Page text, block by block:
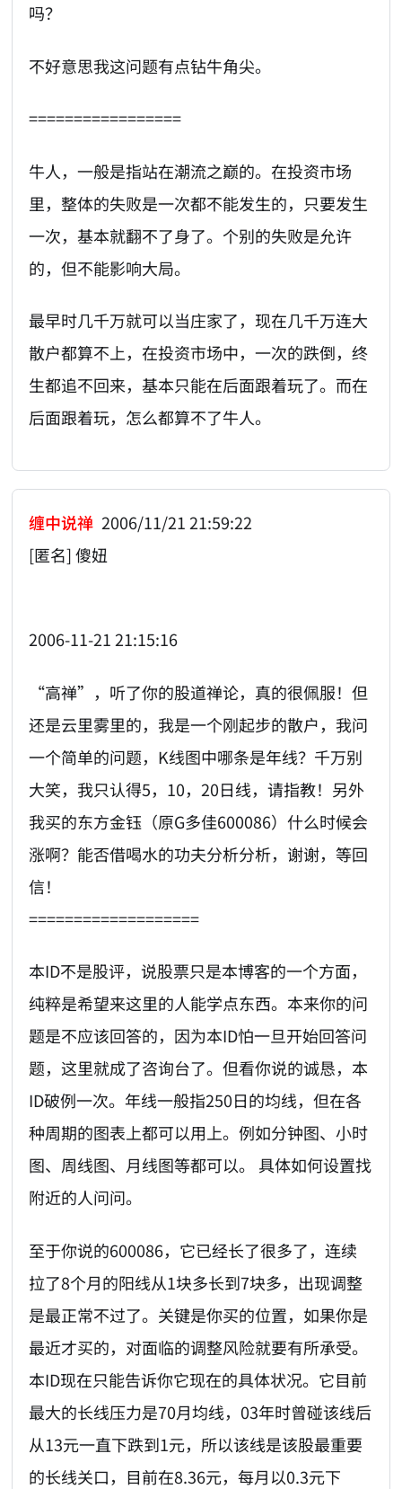
吗？
不好意思我这问题有点钻牛角尖。
=================
牛人，一般是指站在潮流之巅的。在投资市场
里，整体的失败是一次都不能发生的，只要发生
一次，基本就翻不了身了。个别的失败是允许
的，但不能影响大局。
最早时几千万就可以当庄家了，现在几千万连大
散户都算不上，在投资市场中，一次的跌倒，终
生都追不回来，基本只能在后面跟着玩了。而在
后面跟着玩，怎么都算不了牛人。
缠中说禅 2006/11/21 21:59:22
[匿名] 傻妞
2006-11-21 21:15:16
“高禅”，听了你的股道禅论，真的很佩服！但
还是云里雾里的，我是一个刚起步的散户，我问
一个简单的问题，K线图中哪条是年线？千万别
大笑，我只认得5，10，20日线，请指教！另外
我买的东方金钰（原G多佳600086）什么时候会
涨啊？能否借喝水的功夫分析分析，谢谢，等回
信！
===================
本ID不是股评，说股票只是本博客的一个方面，
纯粹是希望来这里的人能学点东西。本来你的问
题是不应该回答的，因为本ID怕一旦开始回答问
题，这里就成了咨询台了。但看你说的诚恳，本
ID破例一次。年线一般指250日的均线，但在各
种周期的图表上都可以用上。例如分钟图、小时
图、周线图、月线图等都可以。 具体如何设置找
附近的人问问。
至于你说的600086，它已经长了很多了，连续
拉了8个月的阳线从1块多长到7块多，出现调整
是最正常不过了。关键是你买的位置，如果你是
最近才买的，对面临的调整风险就要有所承受。
本ID现在只能告诉你它现在的具体状况。它目前
最大的长线压力是70月均线，03年时曾碰该线后
从13元一直下跌到1元，所以该线是该股最重要
的长线关口，目前在8.36元，每月以0.3元下